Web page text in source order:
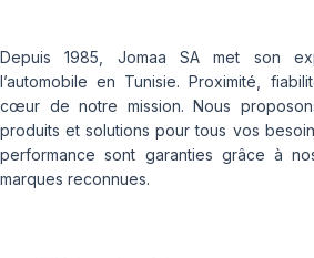
Depuis 1985, Jomaa SA met son
l’automobile en Tunisie. Proximité,
cœur de notre mission. Nous
produits et solutions pour tous vos
performance sont garanties grâce à
marques reconnues.